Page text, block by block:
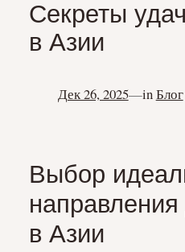
Секреты
в Азии
Дек 26, 2025—inБлог
Выбор
в Азии